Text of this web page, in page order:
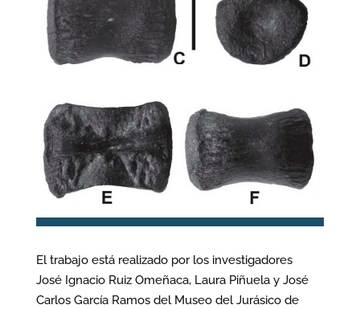
El trabajo está realizado por los investigadores
José Ignacio Ruiz Omeñaca, Laura Piñuela y José
Carlos García Ramos del Museo del Jurásico de